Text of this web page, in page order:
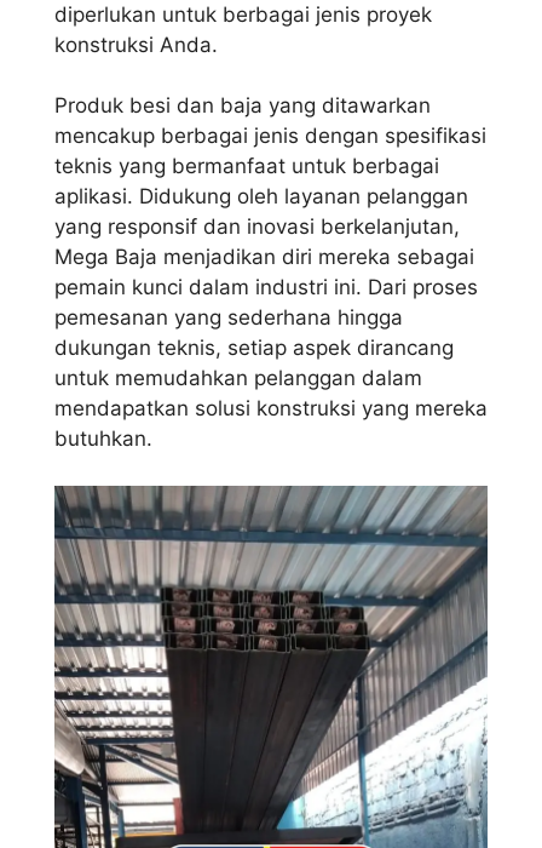
diperlukan untuk berbagai jenis proyek
konstruksi Anda.
Produk besi dan baja yang ditawarkan
mencakup berbagai jenis dengan spesifikasi
teknis yang bermanfaat untuk berbagai
aplikasi. Didukung oleh layanan pelanggan
yang responsif dan inovasi berkelanjutan,
Mega Baja menjadikan diri mereka sebagai
pemain kunci dalam industri ini. Dari proses
pemesanan yang sederhana hingga
dukungan teknis, setiap aspek dirancang
untuk memudahkan pelanggan dalam
mendapatkan solusi konstruksi yang mereka
butuhkan.